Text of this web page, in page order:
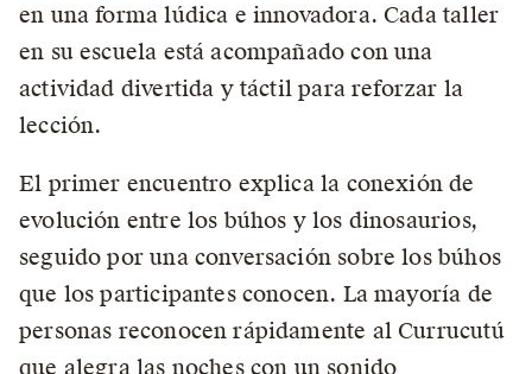
en una forma lúdica e innovadora. Cada taller
en su escuela está acompañado con una
actividad divertida y táctil para reforzar la
lección.
El primer encuentro explica la conexión de
evolución entre los búhos y los dinosaurios,
seguido por una conversación sobre los búhos
que los participantes conocen. La mayoría de
personas reconocen rápidamente al Currucutú
que alegra las noches con un sonido